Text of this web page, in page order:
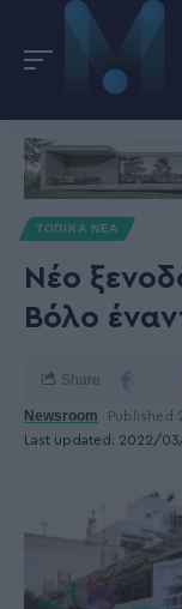
ΤΟΠΙΚΑ ΝΕΑ
Νέο
Βόλο
Last updated: 2022/
Newsroom Published
Share